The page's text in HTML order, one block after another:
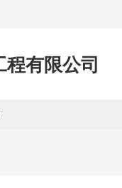
有限公司